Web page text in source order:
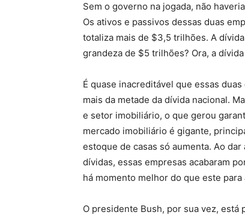
Sem o governo na jogada, não
Os ativos e passivos dessas duas
totaliza mais de $3,5 trilhões. A
grandeza de $5 trilhões? Ora, a
É quase inacreditável que essas
mais da metade da dívida nacional.
e setor imobiliário, o que gerou
mercado imobiliário é gigante,
estoque de casas só aumenta. Ao
dívidas, essas empresas acabaram
há momento melhor do que este
O presidente Bush, por sua vez, está